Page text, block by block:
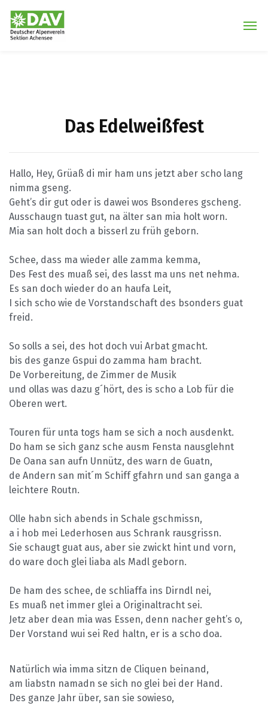
Das Edelweißfest
Hallo, Hey, Grüaß di mir ham uns jetzt aber scho lang
nimma gseng.
Geht’s dir gut oder is dawei wos Bsonderes gscheng.
Ausschaugn tuast gut, na älter san mia holt worn.
Mia san holt doch a bisserl zu früh geborn.
Schee, dass ma wieder alle zamma kemma,
Des Fest des muaß sei, des lasst ma uns net nehma.
Es san doch wieder do an haufa Leit,
I sich scho wie de Vorstandschaft des bsonders guat
freid.
So solls a sei, des hot doch vui Arbat gmacht.
bis des ganze Gspui do zamma ham bracht.
De Vorbereitung, de Zimmer de Musik
und ollas was dazu g´hört, des is scho a Lob für die
Oberen wert.
Touren für unta togs ham se sich a noch ausdenkt.
Do ham se sich ganz sche ausm Fensta nausglehnt
De Oana san aufn Unnütz, des warn de Guatn,
de Andern san mit´m Schiff gfahrn und san ganga a
leichtere Routn.
Olle habn sich abends in Schale gschmissn,
a i hob mei Lederhosen aus Schrank rausgrissn.
Sie schaugt guat aus, aber sie zwickt hint und vorn,
do ware doch glei liaba als Madl geborn.
De ham des schee, de schliaffa ins Dirndl nei,
Es muaß net immer glei a Originaltracht sei.
Jetz aber dean mia was Essen, denn nacher geht’s o,
Der Vorstand wui sei Red haltn, er is a scho doa.
Natürlich wia imma sitzn de Cliquen beinand,
am liabstn namadn se sich no glei bei der Hand.
Des ganze Jahr über, san sie sowieso,